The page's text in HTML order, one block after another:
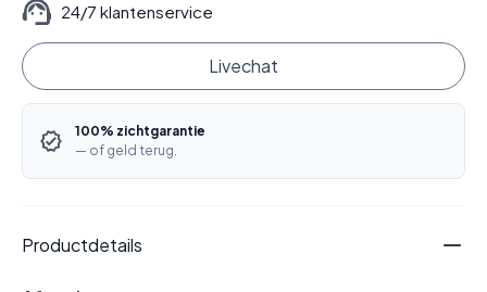
24/7 klantenservice
Livechat
100% zichtgarantie
— of geld terug.
Productdetails